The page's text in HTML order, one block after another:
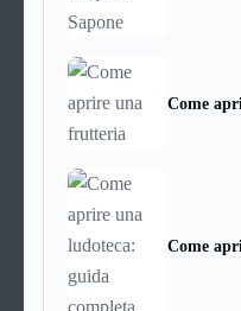
Come
Come